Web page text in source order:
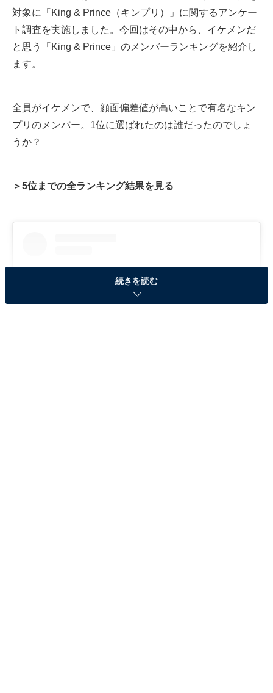
対象に「King & Prince（キンプリ）」に関するアンケー
ト調査を実施しました。今回はその中から、イケメンだ
と思う「King & Prince」のメンバーランキングを紹介し
ます。
全員がイケメンで、顔面偏差値が高いことで有名なキン
プリのメンバー。1位に選ばれたのは誰だったのでしょ
うか？
＞5位までの全ランキング結果を見る
続きを読む